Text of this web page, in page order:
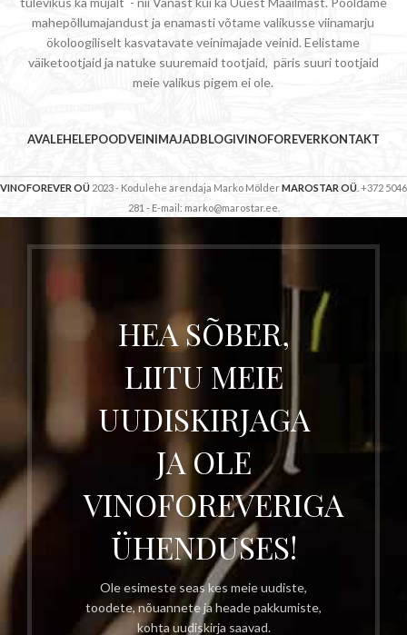
mahepõllumajandust ja enamasti võtame valikusse viinamarju
ökoloogiliselt kasvatavate veinimajade veinid. Eelistame
väiketootjaid ja natuke suuremaid tootjaid, päris suuri tootjaid
meie valikus pigem ei ole.
AVALEHELEPOODVEINIMAJADBLOGIVINOFOREVERKONTAKT
VINOFOREVER OÜ 2023 - Kodulehe arendaja Marko MölderMAROSTAR OÜ . +372 5046
281 - E-mail: marko@marostar.ee.
HEA SÕBER,
LIITU MEIE
UUDISKIRJAGA
JA OLE
VINOFOREVERIGA
ÜHENDUSES!
Ole esimeste seas kes meie uudiste,
toodete, nõuannete ja heade pakkumiste,
kohta uudiskirja saavad.